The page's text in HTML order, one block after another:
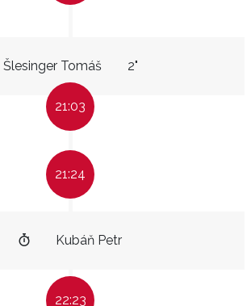
Šlesinger Tomáš 2"
21:03
21:24
Kubáň Petr
22:23